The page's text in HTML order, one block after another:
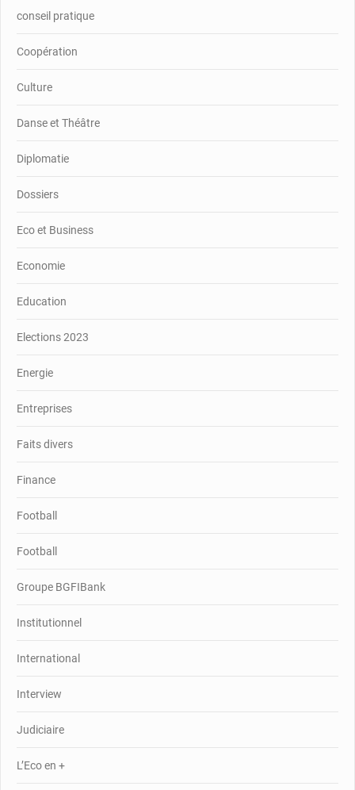
conseil pratique
Coopération
Culture
Danse et Théâtre
Diplomatie
Dossiers
Eco et Business
Economie
Education
Elections 2023
Energie
Entreprises
Faits divers
Finance
Football
Football
Groupe BGFIBank
Institutionnel
International
Interview
Judiciaire
L’Eco en +